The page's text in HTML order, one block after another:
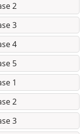
2
3
4
5
1
2
3